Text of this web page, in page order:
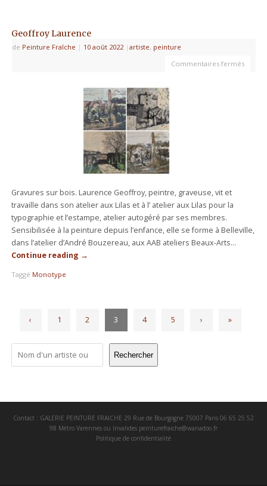
Geoffroy Laurence
de Peinture Fraîche | 10 août 2022 | artiste, peinture
Commentaires fermés
Gravures sur bois. Laurence Geoffroy, peintre, graveuse, vit et
travaille dans son atelier aux Lilas et à l’ atelier aux Lilas pour la
typographie et l’estampe, atelier autogéré par ses membres.
Sensibilisée à la peinture depuis l’enfance, elle se forme à Belleville,
dans l’atelier d’André Bouzereau, aux AAB ateliers Beaux-Arts…
Continue reading →
Taggé Monotype
‹ 1 2 3 4 5 › »
Rechercher
Contact : GALERIE PEINTURE FRAICHE 29 Rue de Bourgogne 75007 Paris 06 65 25 52
98 Métro Varennes ou Invalides peinturefraiche@wanadoo.fr
Politique de confidentialité